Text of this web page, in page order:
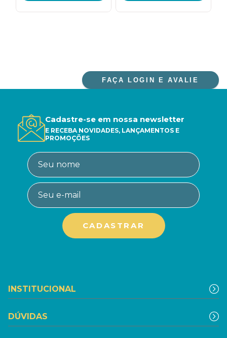
FAÇA LOGIN E AVALIE
Cadastre-se em nossa newsletter
E RECEBA NOVIDADES, LANÇAMENTOS E
PROMOÇÕES
INSTITUCIONAL
DÚVIDAS